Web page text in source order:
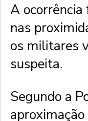
A
nas
os militares
suspeita.
Segundo a